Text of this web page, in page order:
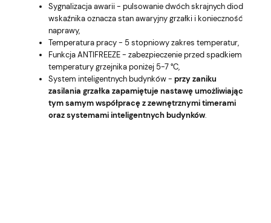
Sygnalizacja awarii - pulsowanie dwóch skrajnych diod
wskaźnika oznacza stan awaryjny grzałki i konieczność
naprawy,
Temperatura pracy - 5 stopniowy zakres temperatur,
Funkcja ANTIFREEZE - zabezpieczenie przed spadkiem
temperatury grzejnika poniżej 5-7 °C,
System inteligentnych budynków - przy zaniku
zasilania grzałka zapamiętuje nastawę umożliwiając
tym samym współpracę z zewnętrznymi timerami
oraz systemami inteligentnych budynków.